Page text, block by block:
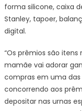
forma silicone, caixa
Stanley, tapoer,
digital.
“Os prêmios são
mamãe vai adorar
compras em uma
concorrendo aos
depositar nas urnas